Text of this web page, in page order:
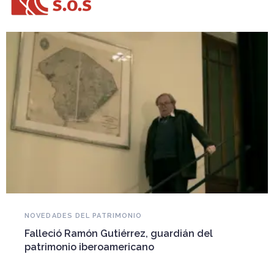
NOVEDADES DEL PATRIMONIO
Falleció Ramón Gutiérrez, guardián del
patrimonio iberoamericano